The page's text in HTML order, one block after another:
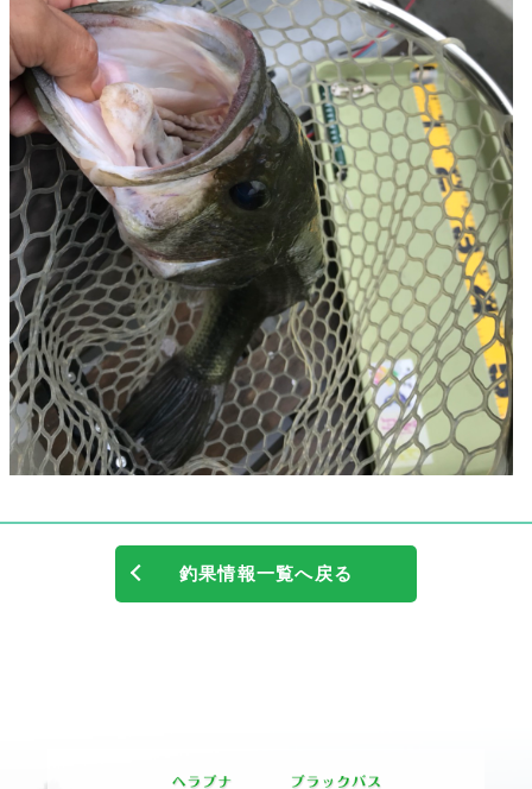
釣果情報一覧へ戻る